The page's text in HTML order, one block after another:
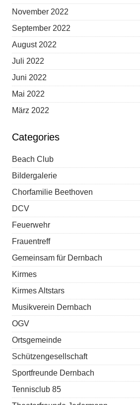
November 2022
September 2022
August 2022
Juli 2022
Juni 2022
Mai 2022
März 2022
Categories
Beach Club
Bildergalerie
Chorfamilie Beethoven
DCV
Feuerwehr
Frauentreff
Gemeinsam für Dernbach
Kirmes
Kirmes Altstars
Musikverein Dernbach
OGV
Ortsgemeinde
Schützengesellschaft
Sportfreunde Dernbach
Tennisclub 85